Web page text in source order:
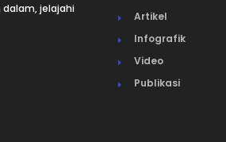
dalam, jelajahi
Artikel
Infografik
Video
Publikasi